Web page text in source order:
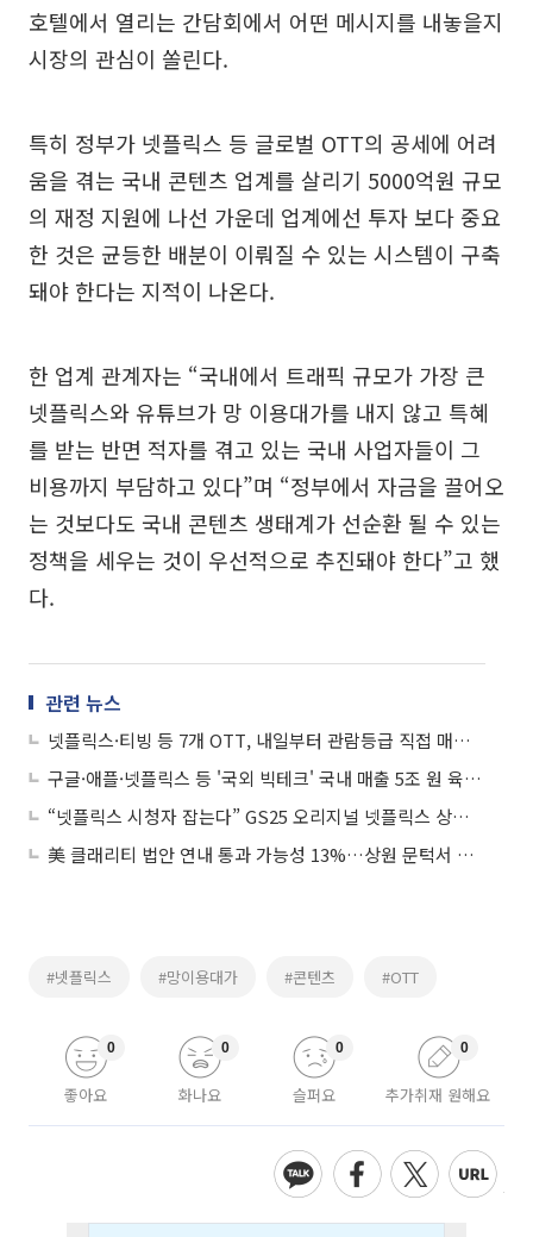
호텔에서 열리는 간담회에서 어떤 메시지를 내놓을지
시장의 관심이 쏠린다.
특히 정부가 넷플릭스 등 글로벌 OTT의 공세에 어려
움을 겪는 국내 콘텐츠 업계를 살리기 5000억원 규모
의 재정 지원에 나선 가운데 업계에선 투자 보다 중요
한 것은 균등한 배분이 이뤄질 수 있는 시스템이 구축
돼야 한다는 지적이 나온다.
한 업계 관계자는 “국내에서 트래픽 규모가 가장 큰
넷플릭스와 유튜브가 망 이용대가를 내지 않고 특혜
를 받는 반면 적자를 겪고 있는 국내 사업자들이 그
비용까지 부담하고 있다”며 “정부에서 자금을 끌어오
는 것보다도 국내 콘텐츠 생태계가 선순환 될 수 있는
정책을 세우는 것이 우선적으로 추진돼야 한다”고 했
다.
관련 뉴스
넷플릭스·티빙 등 7개 OTT, 내일부터 관람등급 직접 매긴다
구글·애플·넷플릭스 등 '국외 빅테크' 국내 매출 5조 원 육박…1년 새 8500억↑
“넷플릭스 시청자 잡는다” GS25 오리지널 넷플릭스 상품 출시
美 클래리티 법안 연내 통과 가능성 13%…상원 문턱서 제동
#넷플릭스 #망이용대가 #콘텐츠 #OTT
좋아요
0
화나요
0
슬퍼요
0
추가취재 원해요
0